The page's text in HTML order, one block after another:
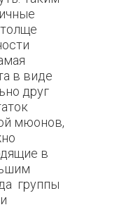
в виде
друг
мюонов,
в
группы